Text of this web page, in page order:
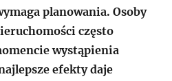
planowania. Osoby
często
wystąpienia
efekty daje